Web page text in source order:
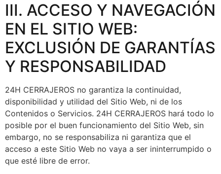
III. ACCESO Y NAVEGACIÓN
EN EL SITIO WEB:
EXCLUSIÓN DE GARANTÍAS
Y RESPONSABILIDAD
24H CERRAJEROS no garantiza la continuidad,
disponibilidad y utilidad del Sitio Web, ni de los
Contenidos o Servicios. 24H CERRAJEROS hará todo lo
posible por el buen funcionamiento del Sitio Web, sin
embargo, no se responsabiliza ni garantiza que el
acceso a este Sitio Web no vaya a ser ininterrumpido o
que esté libre de error.